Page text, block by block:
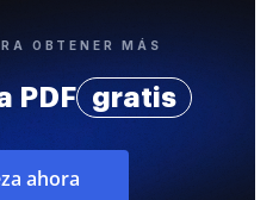
OBTENER MÁS
PDF gratis
ahora